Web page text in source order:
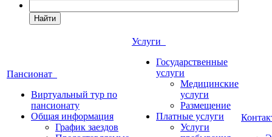
Найти
Пансионат
Виртуальный тур по
пансионату
Общая информация
График заездов
Услуги
Государственные
услуги
Медицинские
услуги
Размещение
Платные услуги
Услуги